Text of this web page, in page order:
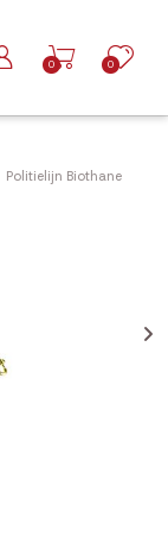
0 0
Politielijn Biothane